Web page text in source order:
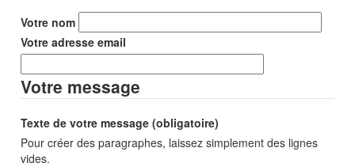
Votre nom
Votre adresse email
Votre message
Texte de votre message (obligatoire)
Pour créer des paragraphes, laissez simplement des lignes
vides.